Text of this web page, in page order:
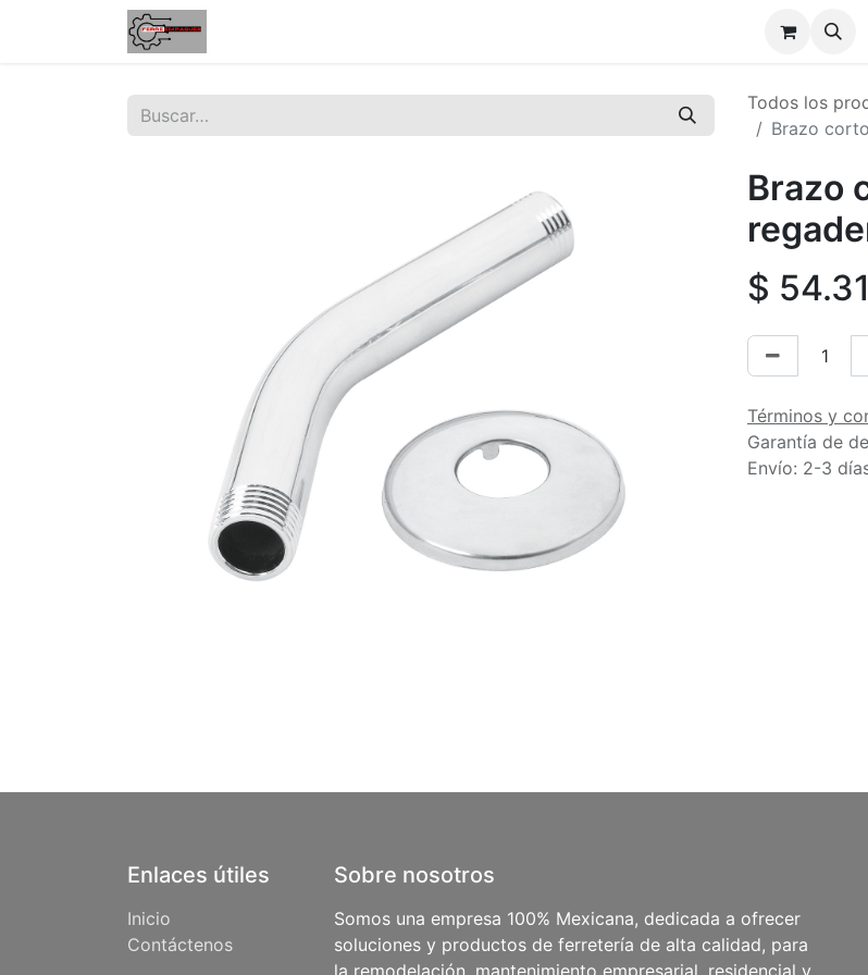
Todos los
Brazo
Brazo
$ 54.31
Términos y
Garantía de
Envío: 2-3
Enlaces útiles
Inicio
Contáctenos
Sobre nosotros
Somos una empresa 100% Mexicana, dedicada a ofrecer
soluciones y productos de ferretería de alta calidad, para
la remodelación, mantenimiento empresarial, residencial y